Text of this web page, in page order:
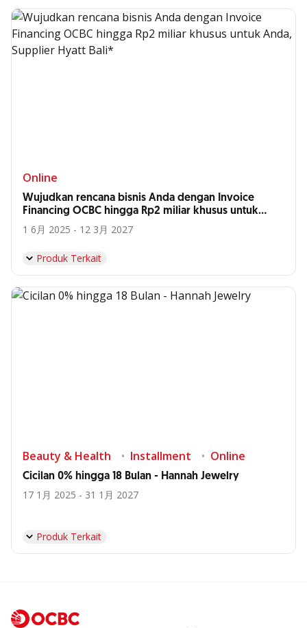
Online
Wujudkan rencana bisnis Anda dengan Invoice
Financing OCBC hingga Rp2 miliar khusus untuk
Anda, Supplier Hyatt Bali*
1 6月 2025 - 12 3月 2027
Produk Terkait
Beauty & Health Installment Online
Cicilan 0% hingga 18 Bulan - Hannah Jewelry
17 1月 2025 - 31 1月 2027
Produk Terkait